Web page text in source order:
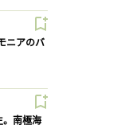
ニアのバ
。南極海